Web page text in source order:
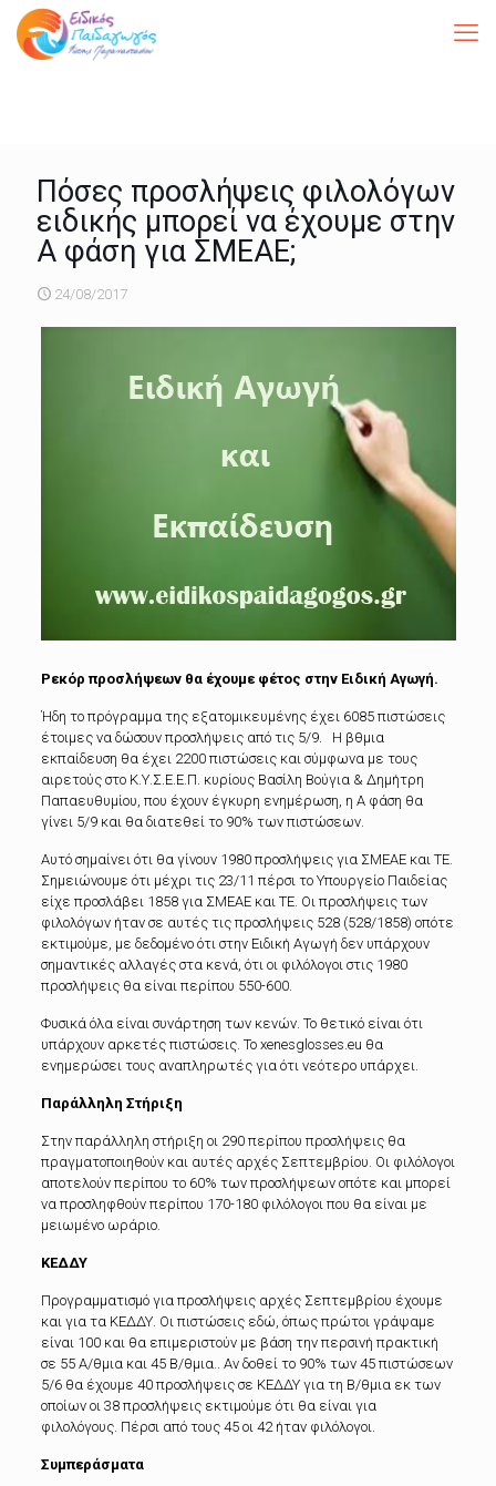
Πόσες προσλήψεις φιλολόγων
ειδικής μπορεί να έχουμε στην
Α φάση για ΣΜΕΑΕ;
24/08/2017
Ρεκόρ προσλήψεων θα έχουμε φέτος στην Ειδική Αγωγή.
Ήδη το πρόγραμμα της εξατομικευμένης έχει 6085 πιστώσεις
έτοιμες να δώσουν προσλήψεις από τις 5/9. Η βθμια
εκπαίδευση θα έχει 2200 πιστώσεις και σύμφωνα με τους
αιρετούς στο Κ.Υ.Σ.Ε.Ε.Π. κυρίους Βασίλη Βούγια & Δημήτρη
Παπαευθυμίου, που έχουν έγκυρη ενημέρωση, η Α φάση θα
γίνει 5/9 και θα διατεθεί το 90% των πιστώσεων.
Αυτό σημαίνει ότι θα γίνουν 1980 προσλήψεις για ΣΜΕΑΕ και ΤΕ.
Σημειώνουμε ότι μέχρι τις 23/11 πέρσι το Υπουργείο Παιδείας
είχε προσλάβει 1858 για ΣΜΕΑΕ και ΤΕ. Οι προσλήψεις των
φιλολόγων ήταν σε αυτές τις προσλήψεις 528 (528/1858) οπότε
εκτιμούμε, με δεδομένο ότι στην Ειδική Αγωγή δεν υπάρχουν
σημαντικές αλλαγές στα κενά, ότι οι φιλόλογοι στις 1980
προσλήψεις θα είναι περίπου 550-600.
Φυσικά όλα είναι συνάρτηση των κενών. Το θετικό είναι ότι
υπάρχουν αρκετές πιστώσεις. Το xenesglosses.eu θα
ενημερώσει τους αναπληρωτές για ότι νεότερο υπάρχει.
Παράλληλη Στήριξη
Στην παράλληλη στήριξη οι 290 περίπου προσλήψεις θα
πραγματοποιηθούν και αυτές αρχές Σεπτεμβρίου. Οι φιλόλογοι
αποτελούν περίπου το 60% των προσλήψεων οπότε και μπορεί
να προσληφθούν περίπου 170-180 φιλόλογοι που θα είναι με
μειωμένο ωράριο.
ΚΕΔΔΥ
Προγραμματισμό για προσλήψεις αρχές Σεπτεμβρίου έχουμε
και για τα ΚΕΔΔΥ. Οι πιστώσεις εδώ, όπως πρώτοι γράψαμε
είναι 100 και θα επιμεριστούν με βάση την περσινή πρακτική
σε 55 Α/θμια και 45 Β/θμια.. Αν δοθεί το 90% των 45 πιστώσεων
5/6 θα έχουμε 40 προσλήψεις σε ΚΕΔΔΥ για τη Β/θμια εκ των
οποίων οι 38 προσλήψεις εκτιμούμε ότι θα είναι για
φιλολόγους. Πέρσι από τους 45 οι 42 ήταν φιλόλογοι.
Συμπεράσματα